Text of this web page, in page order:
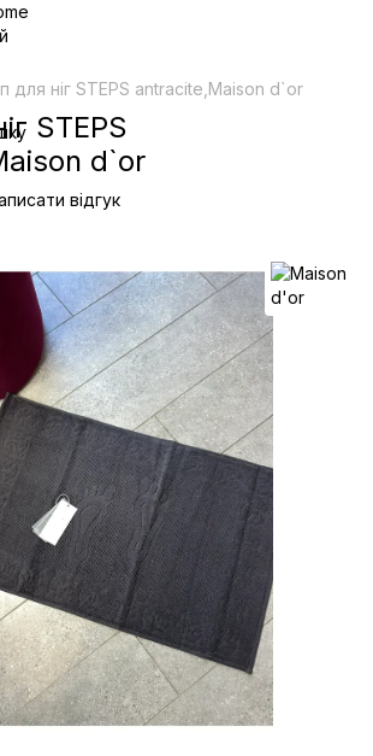
для ніг STEPS antracite,Maison d`or
STEPS
d`or
відгук